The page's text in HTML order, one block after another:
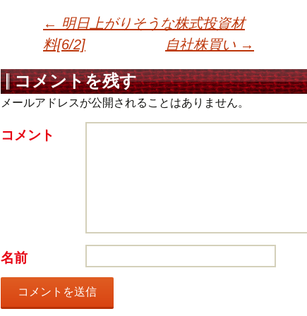
投稿ナビゲーショ
← 明日上がりそうな株式投資材
料[6/2]
自社株買い →
コメントを残す
メールアドレスが公開されることはありません。
コメント
名前